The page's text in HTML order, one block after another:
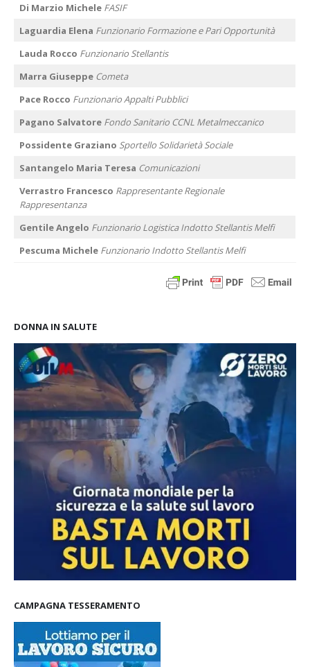
Di Marzio Michele FASIF
Laguardia Elena Funzionario Formazione e Pari Opportunità
Lauda Rocco Funzionario Stellantis
Marra Giuseppe Cometa
Pace Rocco Funzionario Appalti Pubblici
Pagano SalvatoreFondo Sanitario CCNL Metalmeccanico
Possidente Graziano Sportello Solidarietà Sociale
Santangelo Maria Teresa Comunicazioni
Verrastro Francesco Rappresentante Regionale
Rappresentanza
Gentile Angelo Funzionario Logistica Indotto Stellantis Melfi
Pescuma Michele Funzionario Indotto Stellantis Melfi
DONNA IN SALUTE
CAMPAGNA TESSERAMENTO